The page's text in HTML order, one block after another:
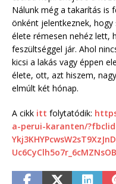
Nálunk még a takarítás is
önként jelentkeznek, hogy
élete rémesen nehéz lett,
feszültséggel jár. Ahol
kicsi a lakás vagy éppen
élete, ott, azt hiszem,
elmúlt két hónap.
A cikk itt folytatódik:
a-perui-karanten/